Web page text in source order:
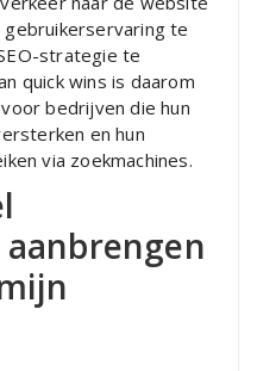
te
strategie te
quick wins is daarom
bedrijven die hun
en hun
via zoekmachines.